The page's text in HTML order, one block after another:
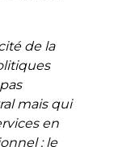
de la
mais qui
en
: le